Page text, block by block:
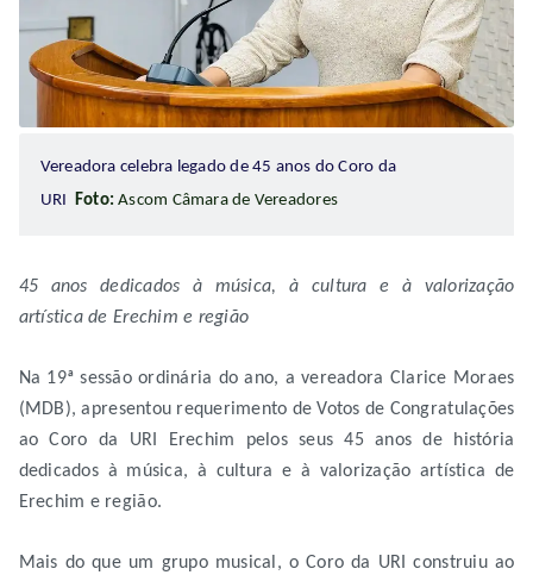
Vereadora celebra legado de 45 anos do Coro da
URI Foto: Ascom Câmara de Vereadores
45 anos dedicados à música, à cultura e à valorização
artística de Erechim e região
Na 19ª sessão ordinária do ano, a vereadora Clarice Moraes
(MDB), apresentou requerimento de Votos de Congratulações
ao Coro da URI Erechim pelos seus 45 anos de história
dedicados à música, à cultura e à valorização artística de
Erechim e região.
Mais do que um grupo musical, o Coro da URI construiu ao